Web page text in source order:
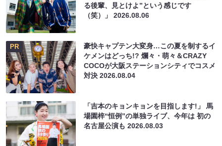
る後輩、見とけよ”という感じです
（笑）」2026.08.06
PR
豪快キャプテン大変身…この夏を制するイ
ケメンはどっち!? 爛々・萌々＆CRAZY
COCOが大阪ステーションシティでコスメ
対決2026.08.04
「吉本のキョンキョンを目指します!」 馬
場園梓“恒例”の単独ライブ、今年は 初の
名古屋公演も2026.08.03